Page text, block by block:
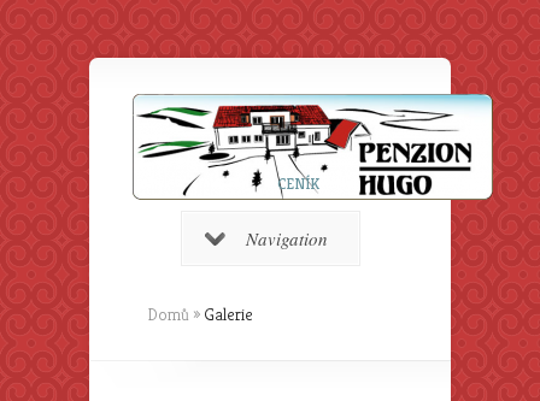
CENÍK
Navigation
Domů » Galerie